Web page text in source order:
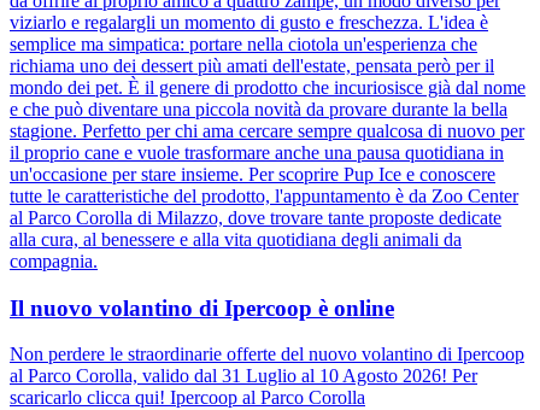
viziarlo e regalargli un momento di gusto e freschezza. L'idea è
semplice ma simpatica: portare nella ciotola un'esperienza che
richiama uno dei dessert più amati dell'estate, pensata però per il
mondo dei pet. È il genere di prodotto che incuriosisce già dal nome
e che può diventare una piccola novità da provare durante la bella
stagione. Perfetto per chi ama cercare sempre qualcosa di nuovo per
il proprio cane e vuole trasformare anche una pausa quotidiana in
un'occasione per stare insieme. Per scoprire Pup Ice e conoscere
tutte le caratteristiche del prodotto, l'appuntamento è da Zoo Center
al Parco Corolla di Milazzo, dove trovare tante proposte dedicate
alla cura, al benessere e alla vita quotidiana degli animali da
compagnia.
Il nuovo volantino di Ipercoop è online
Non perdere le straordinarie offerte del nuovo volantino di Ipercoop
al Parco Corolla, valido dal 31 Luglio al 10 Agosto 2026! Per
scaricarlo clicca qui! Ipercoop al Parco Corolla